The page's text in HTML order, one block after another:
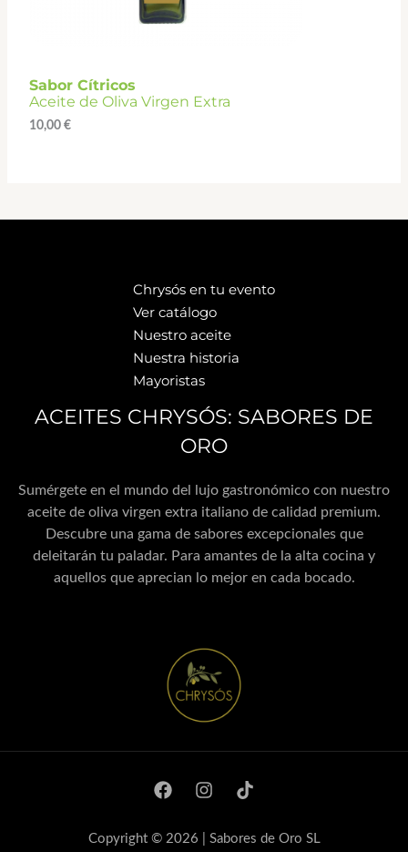
Sabor Cítricos
Aceite de Oliva Virgen Extra
10,00 €
Chrysós en tu evento
Ver catálogo
Nuestro aceite
Nuestra historia
Mayoristas
ACEITES CHRYSÓS: SABORES DE
ORO
Sumérgete en el mundo del lujo gastronómico con nuestro
aceite de oliva virgen extra italiano de calidad premium.
Descubre una gama de sabores excepcionales que
deleitarán tu paladar. Para amantes de la alta cocina y
aquellos que aprecian lo mejor en cada bocado.
Copyright © 2026 | Sabores de Oro SL